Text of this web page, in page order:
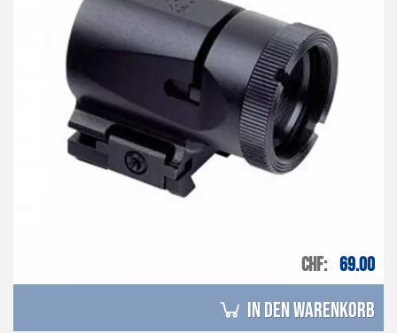
CHF 69.00
in den Warenkorb